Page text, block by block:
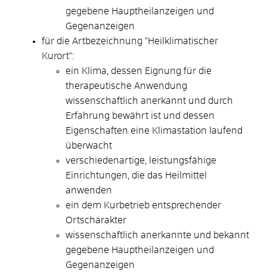
gegebene Hauptheilanzeigen und
Gegenanzeigen
für die Artbezeichnung "Heilklimatischer
Kurort":
ein Klima, dessen Eignung für die
therapeutische Anwendung
wissenschaftlich anerkannt und durch
Erfahrung bewährt ist und dessen
Eigenschaften eine Klimastation laufend
überwacht
verschiedenartige, leistungsfähige
Einrichtungen, die das Heilmittel
anwenden
ein dem Kurbetrieb entsprechender
Ortscharakter
wissenschaftlich anerkannte und bekannt
gegebene Hauptheilanzeigen und
Gegenanzeigen